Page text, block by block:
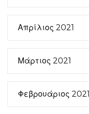
Απρίλιος 2021
Μάρτιος 2021
Φεβρουάριος 2021